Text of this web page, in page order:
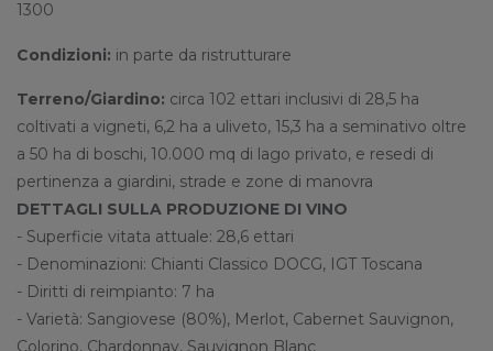
1300
Condizioni: in parte da ristrutturare
Terreno/Giardino: circa 102 ettari inclusivi di 28,5 ha
coltivati a vigneti, 6,2 ha a uliveto, 15,3 ha a seminativo oltre
a 50 ha di boschi, 10.000 mq di lago privato, e resedi di
pertinenza a giardini, strade e zone di manovra
DETTAGLI SULLA PRODUZIONE DI VINO
- Superficie vitata attuale: 28,6 ettari
- Denominazioni: Chianti Classico DOCG, IGT Toscana
- Diritti di reimpianto: 7 ha
- Varietà: Sangiovese (80%), Merlot, Cabernet Sauvignon,
Colorino, Chardonnay, Sauvignon Blanc